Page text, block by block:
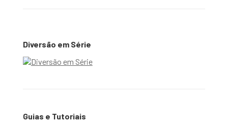
Diversão em Série
Guias e Tutoriais